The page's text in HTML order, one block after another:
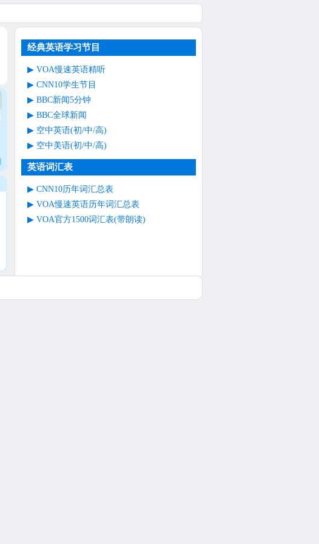
经典英语学习节目
VOA慢速英语精听
CNN10学生节目
BBC新闻5分钟
BBC全球新闻
空中英语(初/中/高)
空中美语(初/中/高)
英语词汇表
CNN10历年词汇总表
VOA慢速英语历年词汇总表
VOA官方1500词汇表(带朗读)